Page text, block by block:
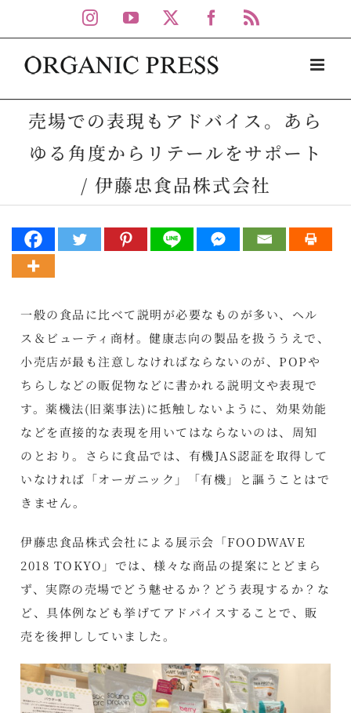
to
content
Instagram
YouTube Facebook
売場での表現もアドバイス。あら
ゆる角度からリテールをサポート
/ 伊藤忠食品株式会社
一般の食品に比べて説明が必要なものが多い、ヘル
ス＆ビューティ商材。健康志向の製品を扱ううえで、
小売店が最も注意しなければならないのが、POPや
ちらしなどの販促物などに書かれる説明文や表現で
す。薬機法(旧薬事法)に抵触しないように、効果効能
などを直接的な表現を用いてはならないのは、周知
のとおり。さらに食品では、有機JAS認証を取得して
いなければ「オーガニック」「有機」と謳うことはで
きません。
伊藤忠食品株式会社による展示会「FOODWAVE
2018 TOKYO」では、様々な商品の提案にとどまら
ず、実際の売場でどう魅せるか？どう表現するか？な
ど、具体例なども挙げてアドバイスすることで、販
売を後押ししていました。